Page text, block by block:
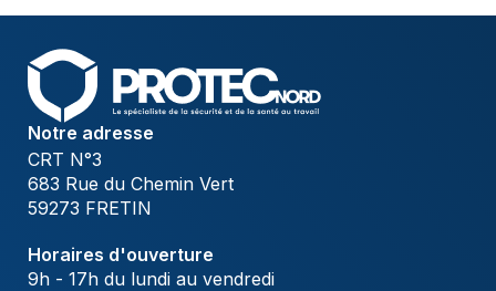
Notre adresse
CRT N°3
683 Rue du Chemin Vert
59273 FRETIN
Horaires d'ouverture
9h - 17h du lundi au vendredi